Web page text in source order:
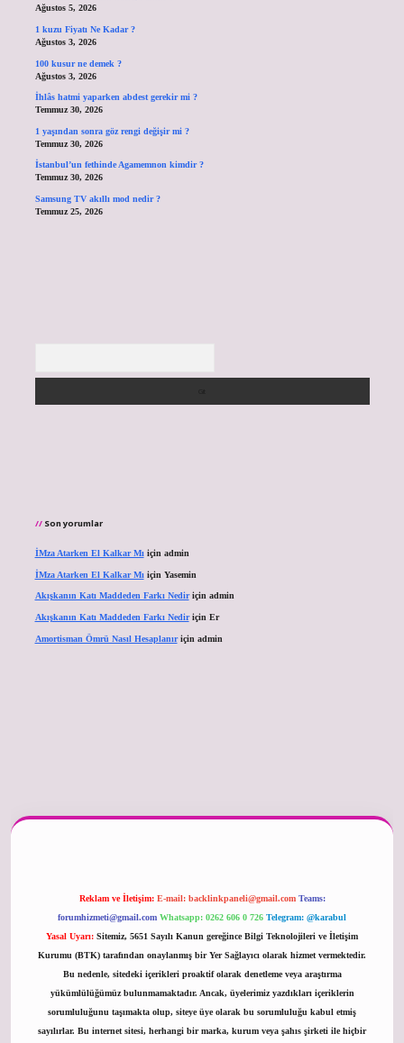
Ağustos 5, 2026
1 kuzu Fiyatı Ne Kadar ?
Ağustos 3, 2026
100 kusur ne demek ?
Ağustos 3, 2026
İhlâs hatmi yaparken abdest gerekir mi ?
Temmuz 30, 2026
1 yaşından sonra göz rengi değişir mi ?
Temmuz 30, 2026
İstanbul’un fethinde Agamemnon kimdir ?
Temmuz 30, 2026
Samsung TV akıllı mod nedir ?
Temmuz 25, 2026
Son yorumlar
İMza Atarken El Kalkar Mıiçin admin
İMza Atarken El Kalkar Mıiçin Yasemin
Akışkanın Katı Maddeden Farkı Nediriçin admin
Akışkanın Katı Maddeden Farkı Nediriçin Er
Amortisman Ömrü Nasıl Hesaplanıriçin admin
Reklam ve İletişim: E-mail: backlinkpaneli@gmail.com Teams:
forumhizmeti@gmail.com Whatsapp: 0262 606 0 726 Telegram: @karabul
Yasal Uyarı: Sitemiz, 5651 Sayılı Kanun gereğince Bilgi Teknolojileri ve İletişim
Kurumu (BTK) tarafından onaylanmış bir Yer Sağlayıcı olarak hizmet vermektedir.
Bu nedenle, sitedeki içerikleri proaktif olarak denetleme veya araştırma
yükümlülüğümüz bulunmamaktadır. Ancak, üyelerimiz yazdıkları içeriklerin
sorumluluğunu taşımakta olup, siteye üye olarak bu sorumluluğu kabul etmiş
sayılırlar. Bu internet sitesi, herhangi bir marka, kurum veya şahıs şirketi ile hiçbir